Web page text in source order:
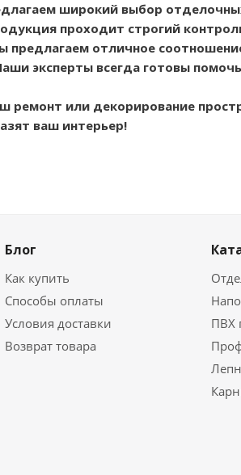
широкий выбор
проходит строгий
предлагаем отличное
эксперты всегда готовы
или декорирование
ваш интерьер!
Блог
Как купить
Способы оплаты
Условия доставки
Возврат товара
ПВХ